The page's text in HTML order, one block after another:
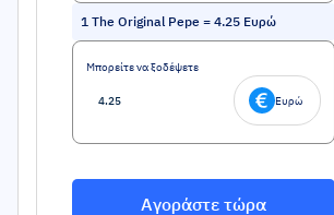
1 The Original Pepe = 4.25 Ευρώ
Μπορείτε να ξοδέψετε
Ευρώ
Αγοράστε τώρα